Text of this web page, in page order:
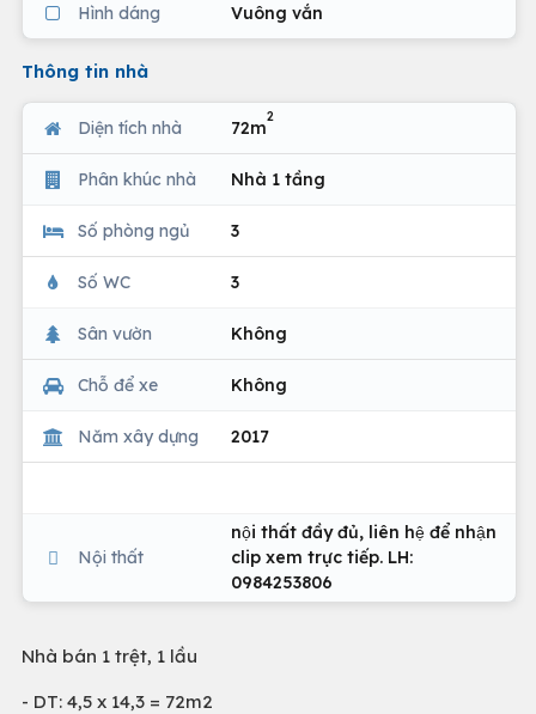
Hình dáng Vuông vắn
Thông tin nhà
Diện tích nhà 72m
2
Phân khúc nhà Nhà 1 tầng
Số phòng ngủ 3
Số WC 3
Sân vườn Không
Chỗ để xe Không
Năm xây dựng 2017
Nội thất
nội thất đầy đủ, liên hệ để nhận
clip xem trực tiếp. LH:
0984253806
Nhà bán 1 trệt, 1 lầu
- DT: 4,5 x 14,3 = 72m2